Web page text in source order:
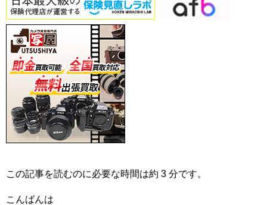
この記事を読むのに必要な時間は約 3 分です。
こんばんは